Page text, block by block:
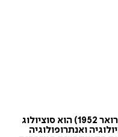
יהודה שנהב-שהרבני (נולד ב-26 בפברואר 1952) הוא סוציולוג
ואנתרופולוגיה